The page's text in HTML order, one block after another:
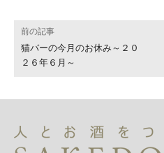
前の記事
猫バーの今月のお休み～２０
２６年６月～